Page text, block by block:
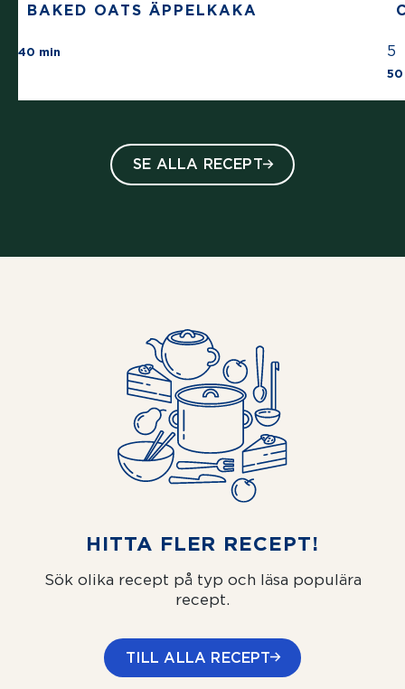
BAKED OATS ÄPPELKAKA
40 min 5
50
SE ALLA RECEPT
HITTA FLER RECEPT!
Sök olika recept på typ och läsa populära
recept.
TILL ALLA RECEPT